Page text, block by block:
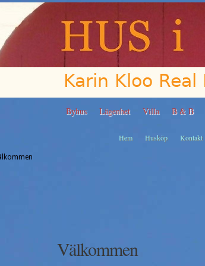
Byhus Lägenhet Villa B & B
Hem Husköp Kontakt
Välkommen